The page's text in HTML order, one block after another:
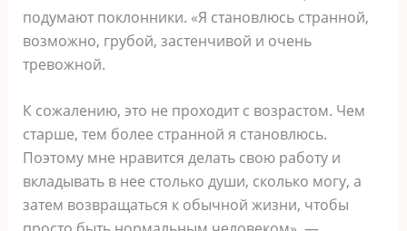
подумают поклонники. «Я становлюсь странной,
возможно, грубой, застенчивой и очень
тревожной.
К сожалению, это не проходит с возрастом. Чем
старше, тем более странной я становлюсь.
Поэтому мне нравится делать свою работу и
вкладывать в нее столько души, сколько могу, а
затем возвращаться к обычной жизни, чтобы